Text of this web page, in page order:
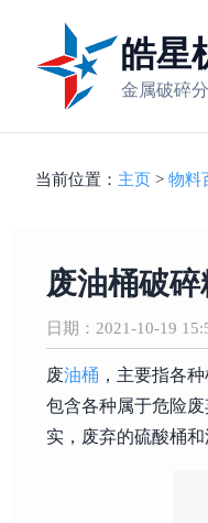
皓星
金属破碎
当前位置： 主页 > 物料
废油桶破
日期：2021-10-19
废油桶 ，主要指各
包含各种属于危险
实，废弃的硫酸桶